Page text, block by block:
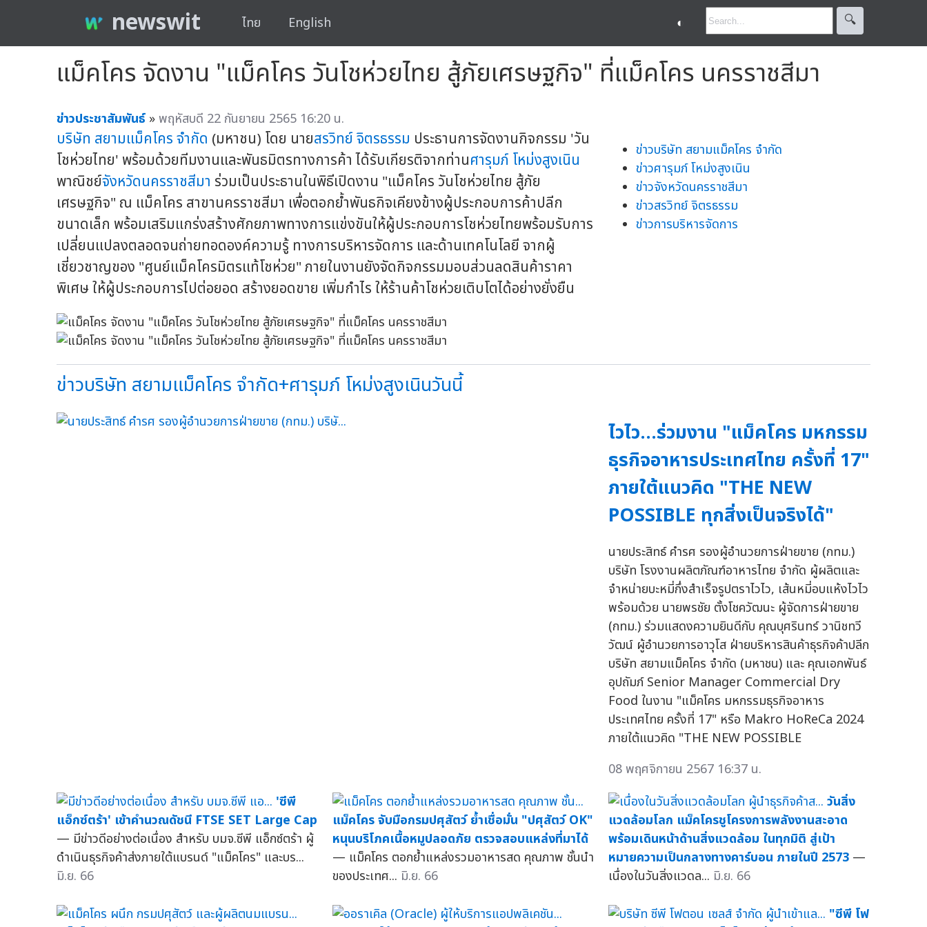
newswit ไทย English ◐ 🔍︎
แม็คโคร จัดงาน "แม็คโคร วันโชห่วยไทย สู้ภัยเศรษฐกิจ" ที่แม็คโคร นครราชสีมา
ข่าวประชาสัมพันธ์ »พฤหัสบดี 22 กันยายน 2565 16:20 น.
บริษัท สยามแม็คโคร จำกัด (มหาชน) โดย นายสรวิทย์ จิตรธรรม ประธานการจัดงานกิจกรรม 'วัน
โชห่วยไทย' พร้อมด้วยทีมงานและพันธมิตรทางการค้า ได้รับเกียรติจากท่านศารุมภ์ โหม่งสูงเนิน
พาณิชย์จังหวัดนครราชสีมา ร่วมเป็นประธานในพิธีเปิดงาน "แม็คโคร วันโชห่วยไทย สู้ภัย
เศรษฐกิจ" ณ แม็คโคร สาขานครราชสีมา เพื่อตอกย้ำพันธกิจเคียงข้างผู้ประกอบการค้าปลีก
ขนาดเล็ก พร้อมเสริมแกร่งสร้างศักยภาพทางการแข่งขันให้ผู้ประกอบการโชห่วยไทยพร้อมรับการ
เปลี่ยนแปลงตลอดจนถ่ายทอดองค์ความรู้ ทางการบริหารจัดการ และด้านเทคโนโลยี จากผู้
เชี่ยวชาญของ "ศูนย์แม็คโครมิตรแท้โชห่วย" ภายในงานยังจัดกิจกรรมมอบส่วนลดสินค้าราคา
พิเศษ ให้ผู้ประกอบการไปต่อยอด สร้างยอดขาย เพิ่มกำไร ให้ร้านค้าโชห่วยเติบโตได้อย่างยั่งยืน
ข่าวบริษัท สยามแม็คโคร จำกัด
ข่าวศารุมภ์ โหม่งสูงเนิน
ข่าวจังหวัดนครราชสีมา
ข่าวสรวิทย์ จิตรธรรม
ข่าวการบริหารจัดการ
ข่าวบริษัท สยามแม็คโคร จำกัด+ศารุมภ์ โหม่งสูงเนินวันนี้
ไวไว...ร่วมงาน "แม็คโคร มหกรรม
ธุรกิจอาหารประเทศไทย ครั้งที่ 17"
ภายใต้แนวคิด "THE NEW
POSSIBLE ทุกสิ่งเป็นจริงได้"
นายประสิทธ์ คำรศ รองผู้อำนวยการฝ่ายขาย (กทม.)
บริษัท โรงงานผลิตภัณฑ์อาหารไทย จำกัด ผู้ผลิตและ
จำหน่ายบะหมี่กึ่งสำเร็จรูปตราไวไว, เส้นหมี่อบแห้งไวไว
พร้อมด้วย นายพรชัย ตั้งโชควัฒนะ ผู้จัดการฝ่ายขาย
(กทม.) ร่วมแสดงความยินดีกับ คุณบุศรินทร์ วานิชทวี
วัฒน์ ผู้อำนวยการอาวุโส ฝ่ายบริหารสินค้าธุรกิจค้าปลีก
บริษัท สยามแม็คโคร จำกัด (มหาชน) และ คุณเอกพันธ์
อุปถัมภ์ Senior Manager Commercial Dry
Food ในงาน "แม็คโคร มหกรรมธุรกิจอาหาร
ประเทศไทย ครั้งที่ 17" หรือ Makro HoReCa 2024
ภายใต้แนวคิด "THE NEW POSSIBLE
08 พฤศจิกายน 2567 16:37 น.
'ซีพี
แอ็กซ์ตร้า' เข้าคำนวณดัชนี FTSE SET Large Cap
— มีข่าวดีอย่างต่อเนื่อง สำหรับ บมจ.ซีพี แอ็กซ์ตร้า ผู้
ดำเนินธุรกิจค้าส่งภายใต้แบรนด์ "แม็คโคร" และบร...
มิ.ย. 66
แม็คโคร จับมือกรมปศุสัตว์ ย้ำเชื่อมั่น "ปศุสัตว์ OK"
หนุนบริโภคเนื้อหมูปลอดภัย ตรวจสอบแหล่งที่มาได้
— แม็คโคร ตอกย้ำแหล่งรวมอาหารสด คุณภาพ ชั้นนำ
ของประเทศ... มิ.ย. 66
วันสิ่ง
แวดล้อมโลก แม็คโครชูโครงการพลังงานสะอาด
พร้อมเดินหน้าด้านสิ่งแวดล้อม ในทุกมิติ สู่เป้า
หมายความเป็นกลางทางคาร์บอน ภายในปี 2573 —
เนื่องในวันสิ่งแวดล... มิ.ย. 66
"ซีพี โฟ